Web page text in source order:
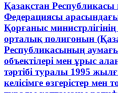
Қазақстан Республикасы
Федерациясы
Қорғаныс
орталық полигонын
Республикасының
объектілері мен ұрыс
тәртібі туралы 1995
келісімге өзгерістер мен